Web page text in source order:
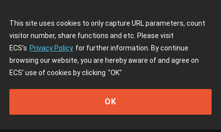
This site uses cookies to only capture URL parameters, count
visitor number, share functions and etc. Please visit
ECS's Privacy Policy for further information. By continue
browsing our website, you are hereby aware of and agree on
ECS' use of cookies by clicking "OK"
OK